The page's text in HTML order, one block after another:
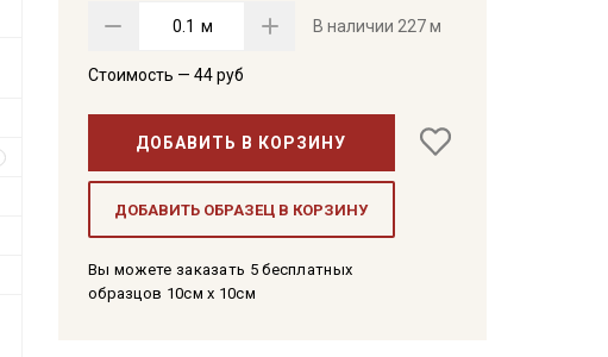
м В наличии 227 м
Стоимость — 44руб
ДОБАВИТЬ В КОРЗИНУ
ДОБАВИТЬ ОБРАЗЕЦ В КОРЗИНУ
Вы можете заказать 5 бесплатных
образцов 10см x 10см